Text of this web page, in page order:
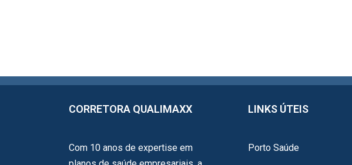
CORRETORA QUALIMAXX
Com 10 anos de expertise em
LINKS ÚTEIS
Porto Saúde